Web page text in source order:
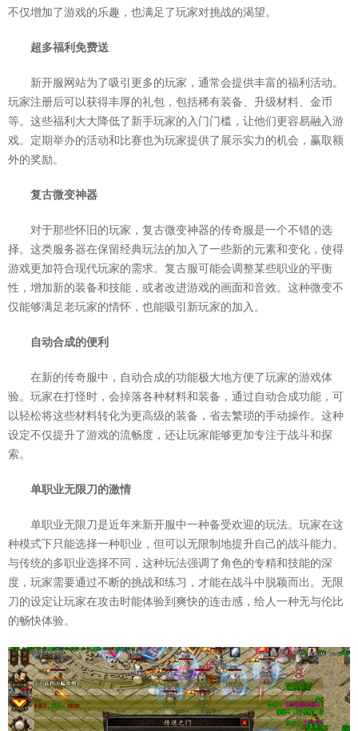
不仅增加了游戏的乐趣，也满足了玩家对挑战的渴望。
超多福利免费送
新开服网站为了吸引更多的玩家，通常会提供丰富的福利活动。
玩家注册后可以获得丰厚的礼包，包括稀有装备、升级材料、金币
等。这些福利大大降低了新手玩家的入门门槛，让他们更容易融入游
戏。定期举办的活动和比赛也为玩家提供了展示实力的机会，赢取额
外的奖励。
复古微变神器
对于那些怀旧的玩家，复古微变神器的传奇服是一个不错的选
择。这类服务器在保留经典玩法的加入了一些新的元素和变化，使得
游戏更加符合现代玩家的需求。复古服可能会调整某些职业的平衡
性，增加新的装备和技能，或者改进游戏的画面和音效。这种微变不
仅能够满足老玩家的情怀，也能吸引新玩家的加入。
自动合成的便利
在新的传奇服中，自动合成的功能极大地方便了玩家的游戏体
验。玩家在打怪时，会掉落各种材料和装备，通过自动合成功能，可
以轻松将这些材料转化为更高级的装备，省去繁琐的手动操作。这种
设定不仅提升了游戏的流畅度，还让玩家能够更加专注于战斗和探
索。
单职业无限刀的激情
单职业无限刀是近年来新开服中一种备受欢迎的玩法。玩家在这
种模式下只能选择一种职业，但可以无限制地提升自己的战斗能力。
与传统的多职业选择不同，这种玩法强调了角色的专精和技能的深
度，玩家需要通过不断的挑战和练习，才能在战斗中脱颖而出。无限
刀的设定让玩家在攻击时能体验到爽快的连击感，给人一种无与伦比
的畅快体验。